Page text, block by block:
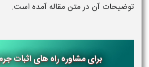
توضیحات آن در متن مقاله آمده است.
برای مشاورهراه های اثبات